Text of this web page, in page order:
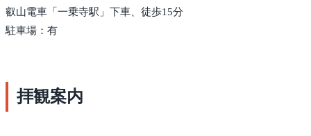
叡山電車「一乗寺駅」下車、徒歩15分
駐車場：有
拝観案内